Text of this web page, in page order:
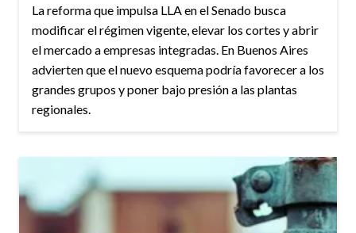
La reforma que impulsa LLA en el Senado busca
modificar el régimen vigente, elevar los cortes y abrir
el mercado a empresas integradas. En Buenos Aires
advierten que el nuevo esquema podría favorecer a los
grandes grupos y poner bajo presión a las plantas
regionales.